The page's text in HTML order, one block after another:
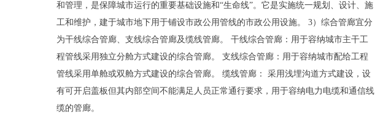
和管理，是保障城市运行的重要基础设施和“生命线”。它是实施统一规划、设计、施
工和维护，建于城市地下用于铺设市政公用管线的市政公用设施。 3）综合管廊宜分
为干线综合管廊、支线综合管廊及缆线管廊。 干线综合管廊：用于容纳城市主干工
程管线采用独立分舱方式建设的综合管廊。 支线综合管廊：用于容纳城市配给工程
管线采用单舱或双舱方式建设的综合管廊。 缆线管廊： 采用浅埋沟道方式建设，设
有可开启盖板但其内部空间不能满足人员正常通行要求，用于容纳电力电缆和通信线
缆的管廊。